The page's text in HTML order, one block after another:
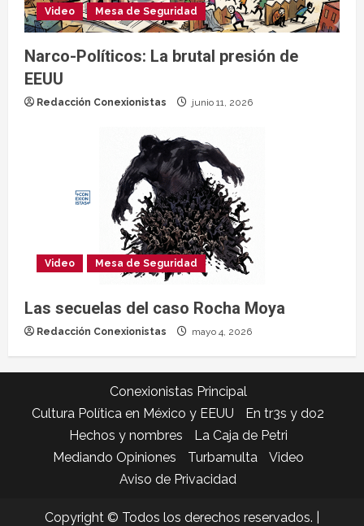
Video Mesa de Seguridad
Narco-Políticos: La brutal presión de
EEUU
Redacción Conexionistas junio 11, 2026
Video Mesa de Seguridad
Las secuelas del caso Rocha Moya
Redacción Conexionistas mayo 4, 2026
Conexionistas Principal
Cultura Política en México y EEUU
En tr3s y do2
Hechos y nombres
La Caja de Petri
Mediando Opiniones
Turbamulta
Video
Aviso de Privacidad
Copyright © Todos los derechos reservados.